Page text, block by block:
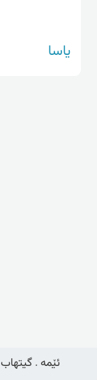
یاسا
ئێمە . گیتهاب